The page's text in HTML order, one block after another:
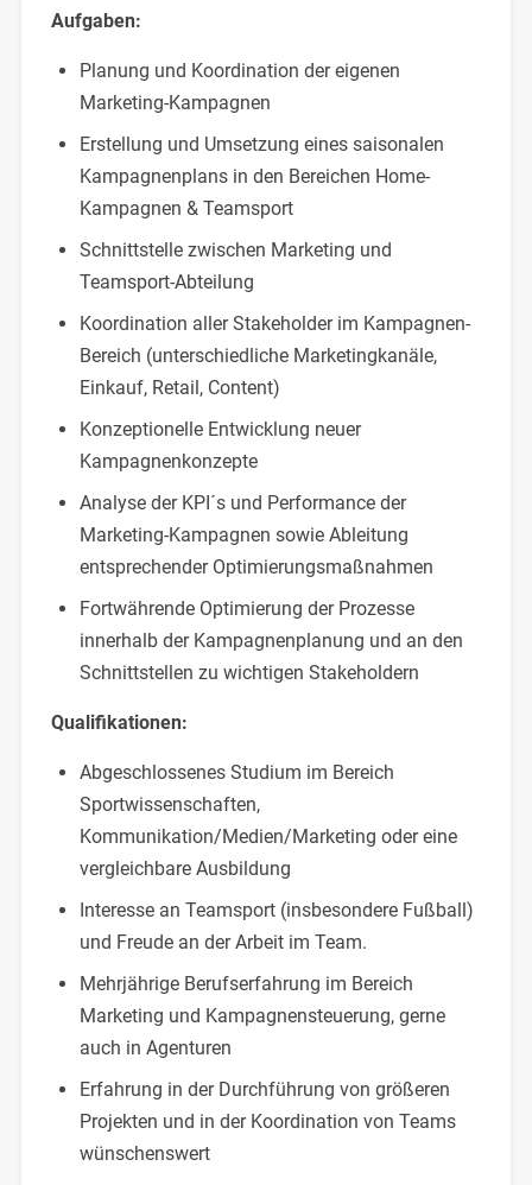
Aufgaben:
Planung und Koordination der eigenen
Marketing-Kampagnen
Erstellung und Umsetzung eines saisonalen
Kampagnenplans in den Bereichen Home-
Kampagnen & Teamsport
Schnittstelle zwischen Marketing und
Teamsport-Abteilung
Koordination aller Stakeholder im Kampagnen-
Bereich (unterschiedliche Marketingkanäle,
Einkauf, Retail, Content)
Konzeptionelle Entwicklung neuer
Kampagnenkonzepte
Analyse der KPI´s und Performance der
Marketing-Kampagnen sowie Ableitung
entsprechender Optimierungsmaßnahmen
Fortwährende Optimierung der Prozesse
innerhalb der Kampagnenplanung und an den
Schnittstellen zu wichtigen Stakeholdern
Qualifikationen:
Abgeschlossenes Studium im Bereich
Sportwissenschaften,
Kommunikation/Medien/Marketing oder eine
vergleichbare Ausbildung
Interesse an Teamsport (insbesondere Fußball)
und Freude an der Arbeit im Team.
Mehrjährige Berufserfahrung im Bereich
Marketing und Kampagnensteuerung, gerne
auch in Agenturen
Erfahrung in der Durchführung von größeren
Projekten und in der Koordination von Teams
wünschenswert